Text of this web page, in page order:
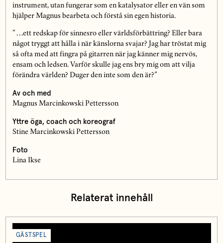
instrument, utan fungerar som en katalysator eller en vän som
hjälper Magnus bearbeta och förstå sin egen historia.
” …ett redskap för sinnesro eller världsförbättring? Eller bara
något tryggt att hålla i när känslorna svajar? Jag har tröstat mig
så ofta med att fingra på gitarren när jag känner mig nervös,
ensam och ledsen. Varför skulle jag ens bry mig om att vilja
förändra världen? Duger den inte som den är?”
Av och med
Magnus Marcinkowski Pettersson
Yttre öga, coach och koreograf
Stine Marcinkowski Pettersson
Foto
Lina Ikse
Relaterat innehåll
GÄSTSPEL